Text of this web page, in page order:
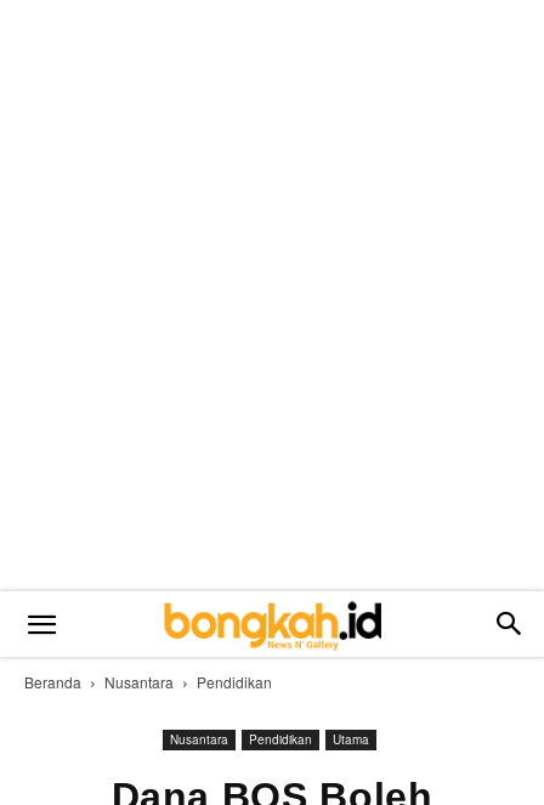
Beranda Nusantara Pendidikan
Nusantara Pendidikan Utama